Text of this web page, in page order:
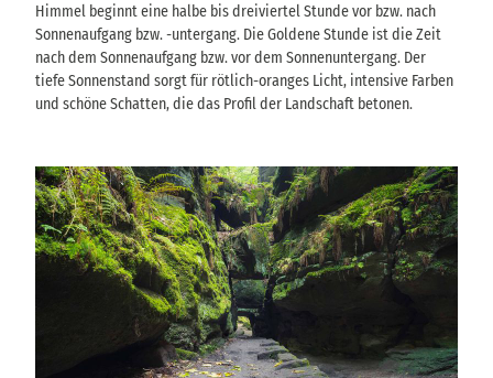
Himmel beginnt eine halbe bis dreiviertel Stunde vor bzw. nach
Sonnenaufgang bzw. -untergang. Die Goldene Stunde ist die Zeit
nach dem Sonnenaufgang bzw. vor dem Sonnenuntergang. Der
tiefe Sonnenstand sorgt für rötlich-oranges Licht, intensive Farben
und schöne Schatten, die das Profil der Landschaft betonen.